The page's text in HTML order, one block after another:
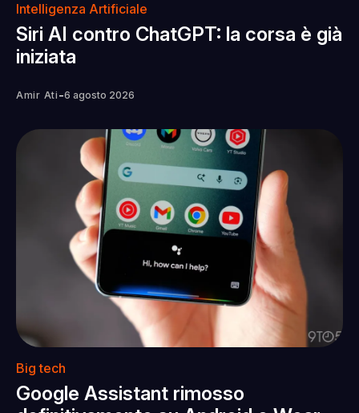
Intelligenza Artificiale
Siri AI contro ChatGPT: la corsa è già
iniziata
Amir Ati -6 agosto 2026
Big tech
Google Assistant rimosso